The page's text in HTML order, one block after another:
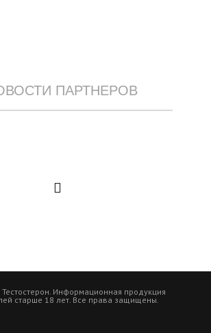
ПАРТНЕРОВ
Информационная продукция
старше 18 лет. Все права защищены.